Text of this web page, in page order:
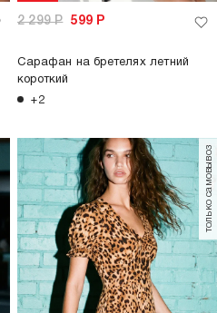
2 299Р 599 Р
Сарафан на бретелях летний
короткий
+2
только самовывоз